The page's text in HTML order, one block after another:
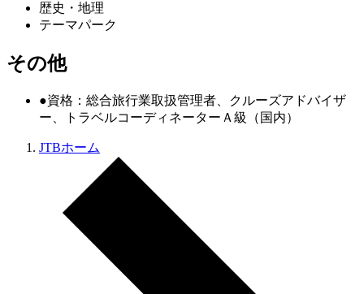
歴史・地理
テーマパーク
その他
●資格：総合旅行業取扱管理者、クルーズアドバイザ
ー、トラベルコーディネーターＡ級（国内）
JTBホーム